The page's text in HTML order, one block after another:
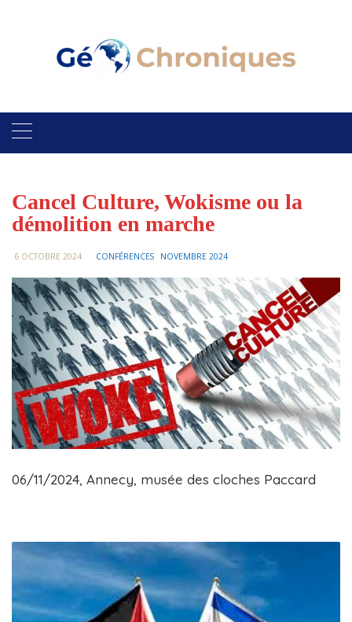
Cancel Culture, Wokisme ou la
démolition en marche
6 OCTOBRE 2024 CONFÉRENCES NOVEMBRE 2024
06/11/2024, Annecy, musée des cloches Paccard